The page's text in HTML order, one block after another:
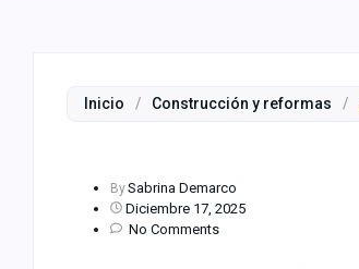
Inicio / Construcción y reformas /
BySabrina Demarco
Diciembre 17, 2025
No Comments